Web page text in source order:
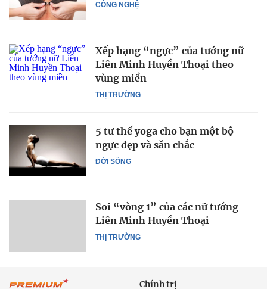
CÔNG NGHỆ
THỊ TRƯỜNG
Xếp hạng “ngực” của tướng nữ
Liên Minh Huyền Thoại theo
vùng miền
ĐỜI SỐNG
5 tư thế yoga cho bạn một bộ
ngực đẹp và săn chắc
THỊ TRƯỜNG
Soi “vòng 1” của các nữ tướng
Liên Minh Huyền Thoại
Chính trị